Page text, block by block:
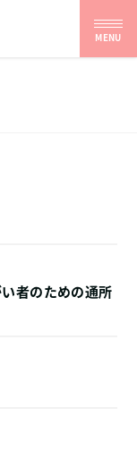
MENU
者のための通所